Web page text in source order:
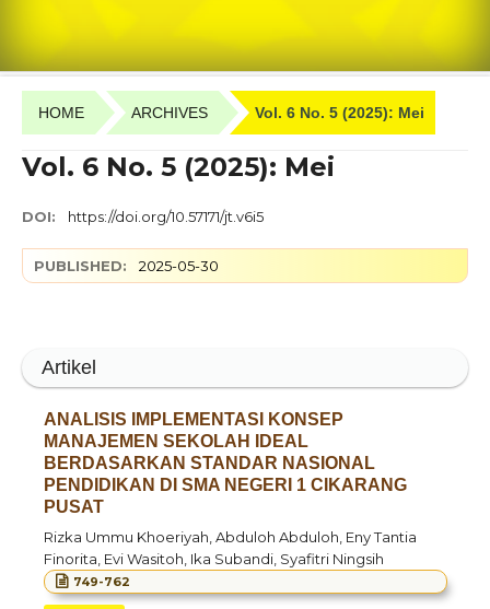
HOME ARCHIVES Vol. 6 No. 5 (2025): Mei
Vol. 6 No. 5 (2025): Mei
DOI: https://doi.org/10.57171/jt.v6i5
PUBLISHED: 2025-05-30
Artikel
ANALISIS IMPLEMENTASI KONSEP
MANAJEMEN SEKOLAH IDEAL
BERDASARKAN STANDAR NASIONAL
PENDIDIKAN DI SMA NEGERI 1 CIKARANG
PUSAT
Rizka Ummu Khoeriyah, Abduloh Abduloh, Eny Tantia
Finorita, Evi Wasitoh, Ika Subandi, Syafitri Ningsih
749-762